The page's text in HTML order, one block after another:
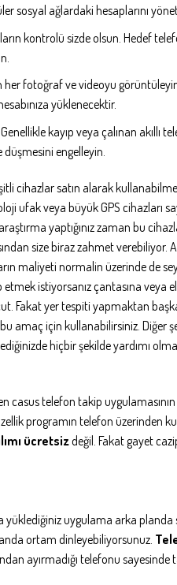
sosyal ağlardaki hesaplarını
kontrolü sizde olsun. Hedef
fotoğraf ve videoyu
yüklenecektir.
kayıp veya çalınan akıllı
düşmesini engelleyin.
cihazlar satın alarak kullanabilme
ufak veya büyük GPS cihazları
yaptığınız zaman bu
size biraz zahmet verebiliyor.
maliyeti normalin üzerinde de
etmek istiyorsanız çantasına veya
Fakat yer tespiti yapmaktan
amaç için kullanabilirsiniz. Diğer
hiçbir şekilde yardımı
casus telefon takip
programın telefon üzerinden
ücretsizdeğil. Fakat gayet
uygulama arka planda
ortam dinleyebiliyorsunuz.
ayırmadığı telefonu